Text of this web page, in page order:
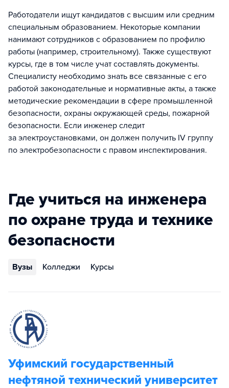
Работодатели ищут кандидатов с высшим или средним
специальным образованием. Некоторые компании
нанимают сотрудников с образованием по профилю
работы (например, строительному). Также существуют
курсы, где в том числе учат составлять документы.
Специалисту необходимо знать все связанные с его
работой законодательные и нормативные акты, а также
методические рекомендации в сфере промышленной
безопасности, охраны окружающей среды, пожарной
безопасности. Если инженер следит
за электроустановками, он должен получить IV группу
по электробезопасности с правом инспектирования.
Где учиться на инженера
по охране труда и технике
безопасности
Вузы Колледжи Курсы
Уфимский государственный
нефтяной технический университет